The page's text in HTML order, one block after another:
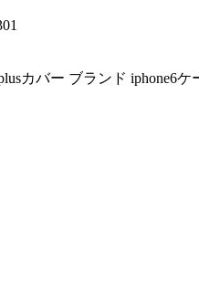
カバー ブランド iphone6ケ